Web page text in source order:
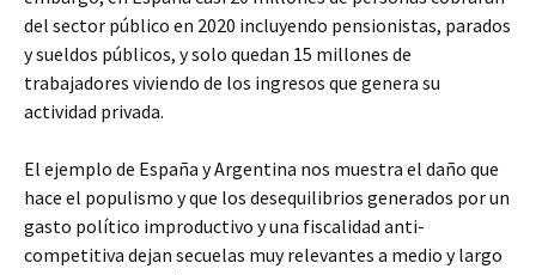
del sector público en 2020 incluyendo pensionistas, parados
y sueldos públicos, y solo quedan 15 millones de
trabajadores viviendo de los ingresos que genera su
actividad privada.
El ejemplo de España y Argentina nos muestra el daño que
hace el populismo y que los desequilibrios generados por un
gasto político improductivo y una fiscalidad anti-
competitiva dejan secuelas muy relevantes a medio y largo